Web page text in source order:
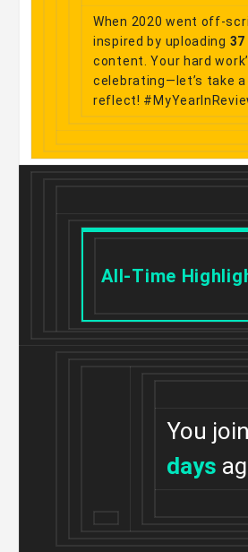
When 2020 went off-
inspired by uploading
content. Your hard
celebrating—let’s take
reflect!
All-Time
You
days